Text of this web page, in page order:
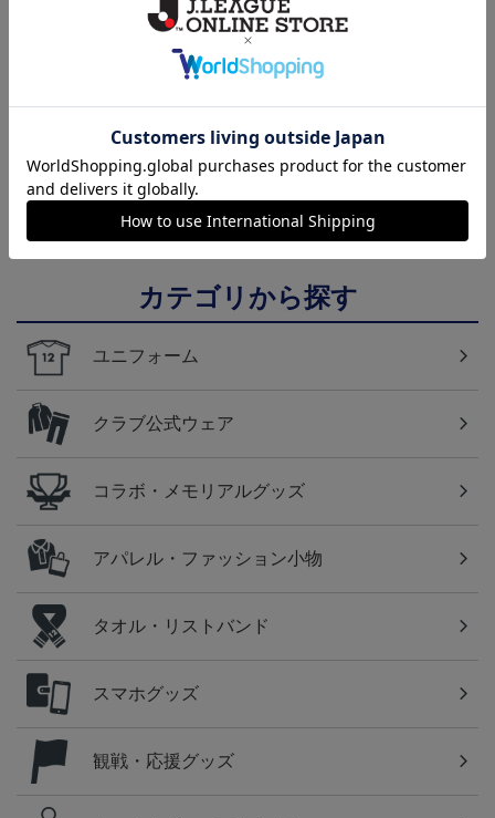
2026/27 1st レプリカユニ
13,970円～20,020円
対 ボルシア ドルトムン
ト プリントタオルマフ
ラー
2,200円
【すぐにお届け】No.10
佐藤 恵允選手 2026/27 1s
t レプリカユニフォーム
半袖
18,920円
カテゴリから探す
ユニフォーム
クラブ公式ウェア
コラボ・メモリアルグッズ
アパレル・ファッション小物
タオル・リストバンド
スマホグッズ
観戦・応援グッズ